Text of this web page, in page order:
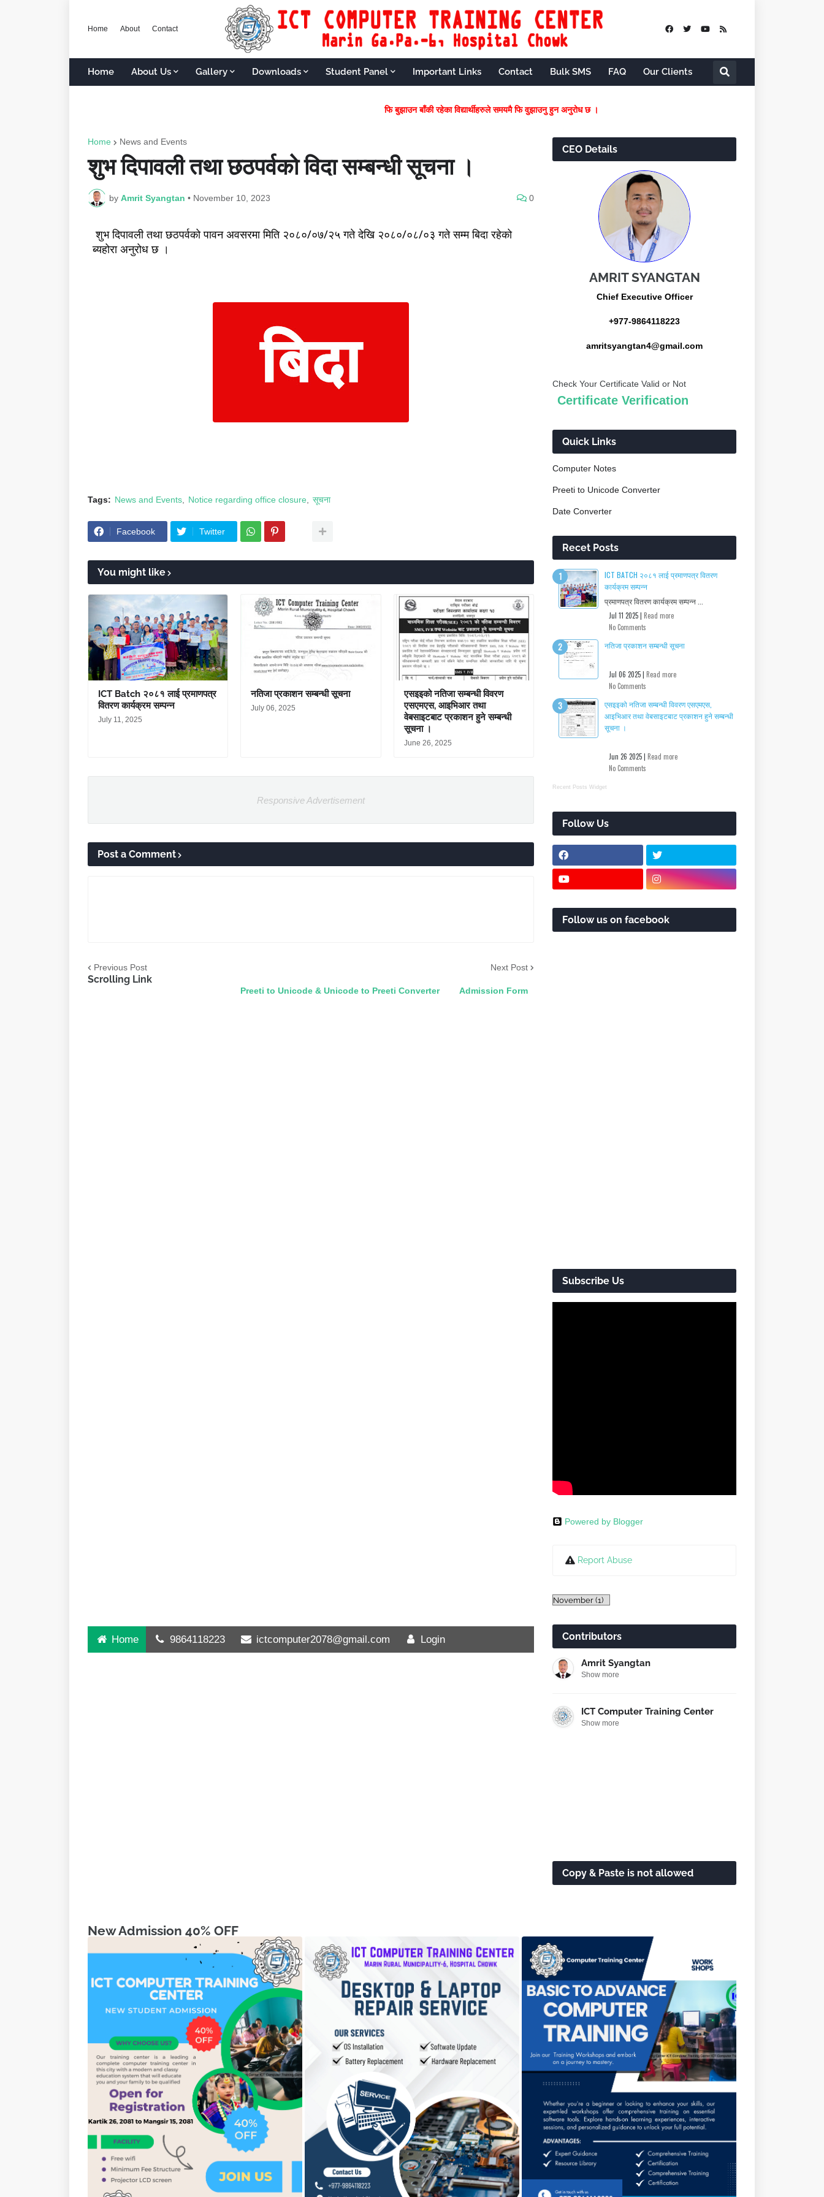
Home About Contact
Home About Us Gallery Downloads Student Panel Important Links Contact Bulk SMS FAQ Our Clients
फि बुझाउन बाँकी रहेका विद्यार्थीहरुले समयमै फि वुझाउनु हुन अनुरोध छ ।
Home News and Events
शुभ दिपावली तथा छठपर्वको विदा सम्बन्धी सूचना ।
by Amrit Syangtan • November 10, 2023 0
शुभ दिपावली तथा छठपर्वको पावन अवसरमा मिति २०८०/०७/२५ गते देखि २०८०/०८/०३ गते सम्म बिदा रहेको
ब्यहोरा अनुरोध छ ।
Tags: News and Events Notice regarding office closure सूचना
Facebook Twitter
You might like
ICT Batch २०८१ लाई प्रमाणपत्र
वितरण कार्यक्रम सम्पन्न
July 11, 2025
नतिजा प्रकाशन सम्बन्धी सूचना
July 06, 2025
एसइइको नतिजा सम्बन्धी विवरण
एसएमएस, आइभिआर तथा
वेबसाइटबाट प्रकाशन हुने सम्बन्धी
सूचना ।
June 26, 2025
Responsive Advertisement
Post a Comment
Previous Post Next Post
Scrolling Link
Preeti to Unicode & Unicode to Preeti Converter Admission Form Computer Note
Home 9864118223 ictcomputer2078@gmail.com Login
CEO Details
AMRIT SYANGTAN
Chief Executive Officer
+977-9864118223
amritsyangtan4@gmail.com
Check Your Certificate Valid or Not
Certificate Verification
Quick Links
Computer Notes
Preeti to Unicode Converter
Date Converter
Recet Posts
ICT BATCH २०८१ लाई प्रमाणपत्र वितरण
कार्यक्रम सम्पन्न
प्रमाणपत्र वितरण कार्यक्रम सम्पन्न ...
Jul 11 2025 | Read more
No Comments
नतिजा प्रकाशन सम्बन्धी सूचना
Jul 06 2025 | Read more
No Comments
एसइइको नतिजा सम्बन्धी विवरण एसएमएस,
आइभिआर तथा वेबसाइटबाट प्रकाशन हुने सम्बन्धी
सूचना ।
Jun 26 2025 | Read more
No Comments
Recent Posts Widget
Follow Us
Follow us on facebook
Subscribe Us
Powered by Blogger
Report Abuse
Contributors
Amrit Syangtan
Show more
ICT Computer Training Center
Show more
Copy & Paste is not allowed
New Admission 40% OFF